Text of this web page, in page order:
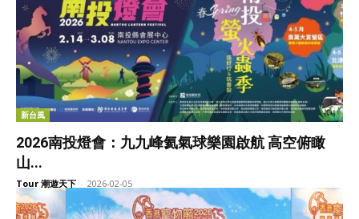
新台風
2026南投燈會：九九峰氦氣球樂園啟航 高空俯瞰
山...
Tour 潮遊天下 - 2026-02-05